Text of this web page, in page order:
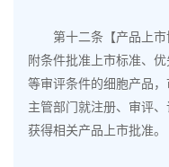
第十二条【产品上市
附条件批准上市标准、
等审评条件的细胞产品
主管部门就注册、审评
获得相关产品上市批准。